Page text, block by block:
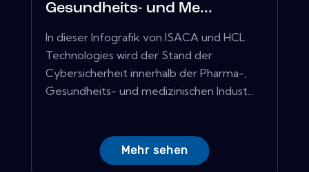
Gesundheits- und Me...
In dieser Infografik von ISACA und HCL
Technologies wird der Stand der
Cybersicherheit innerhalb der Pharma-,
Gesundheits- und medizinischen Indust...
Mehr sehen